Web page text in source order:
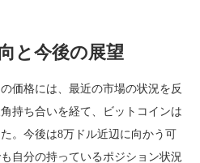
と今後の展望
価格には、最近の市場の状況を反
持ち合いを経て、ビットコインは
。今後は8万ドル近辺に向かう可
自分の持っているポジション状況